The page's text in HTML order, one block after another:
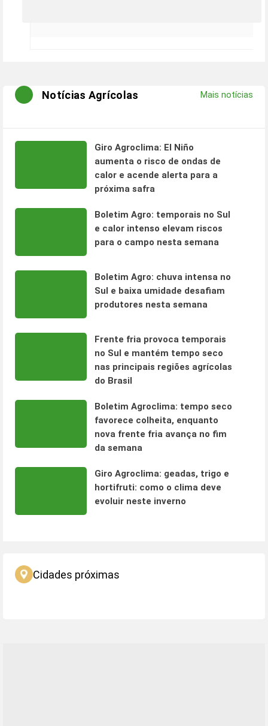
Notícias Agrícolas Mais notícias
Giro Agroclima: El Niño
aumenta o risco de ondas de
calor e acende alerta para a
próxima safra
Boletim Agro: temporais no Sul
e calor intenso elevam riscos
para o campo nesta semana
Boletim Agro: chuva intensa no
Sul e baixa umidade desafiam
produtores nesta semana
Frente fria provoca temporais
no Sul e mantém tempo seco
nas principais regiões agrícolas
do Brasil
Boletim Agroclima: tempo seco
favorece colheita, enquanto
nova frente fria avança no fim
da semana
Giro Agroclima: geadas, trigo e
hortifruti: como o clima deve
evoluir neste inverno
Cidades próximas